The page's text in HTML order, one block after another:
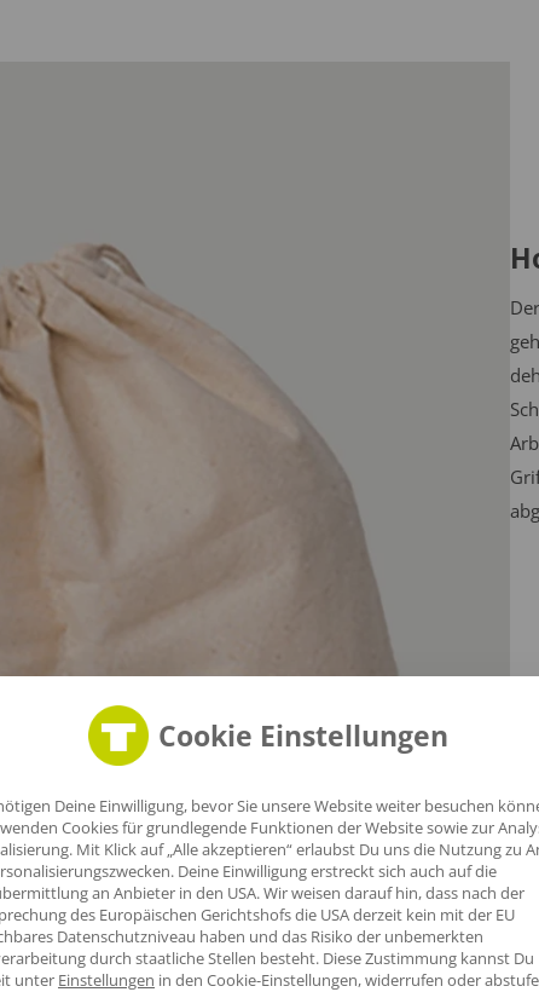
Cookie Einstellungen
Deine Einwilligung, bevor Sie unsere Website weiter besuchen
Cookies für grundlegende Funktionen der Website sowie zur
Mit Klick auf „Alle akzeptieren“ erlaubst Du uns die Nutzung zu
Deine Einwilligung erstreckt sich auch auf die
an Anbieter in den USA. Wir weisen darauf hin, dass nach der
des Europäischen Gerichtshofs die USA derzeit kein mit der EU
Datenschutzniveau haben und das Risiko der unbemerkten
durch staatliche Stellen besteht. Diese Zustimmung kannst Du
unter Einstellungen in den Cookie-Einstellungen, widerrufen oder